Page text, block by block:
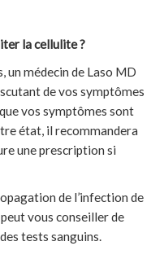
la cellulite ?
un médecin de Laso MD
de vos symptômes
vos symptômes sont
état, il recommandera
une prescription si
de l’infection de
vous conseiller de
tests sanguins.